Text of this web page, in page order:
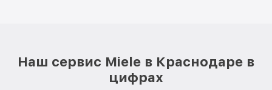
Наш сервис Miele в Краснодаре в
цифрах